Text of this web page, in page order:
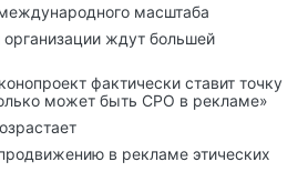
масштаба
ждут большей
фактически ставит точку
может быть СРО в рекламе»
в рекламе этических